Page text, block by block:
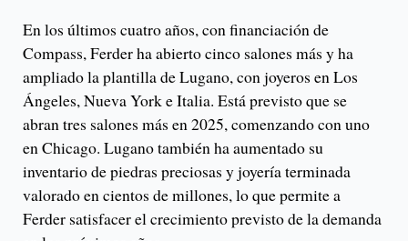
En los últimos cuatro años, con financiación de
Compass, Ferder ha abierto cinco salones más y ha
ampliado la plantilla de Lugano, con joyeros en Los
Ángeles, Nueva York e Italia. Está previsto que se
abran tres salones más en 2025, comenzando con uno
en Chicago. Lugano también ha aumentado su
inventario de piedras preciosas y joyería terminada
valorado en cientos de millones, lo que permite a
Ferder satisfacer el crecimiento previsto de la demanda